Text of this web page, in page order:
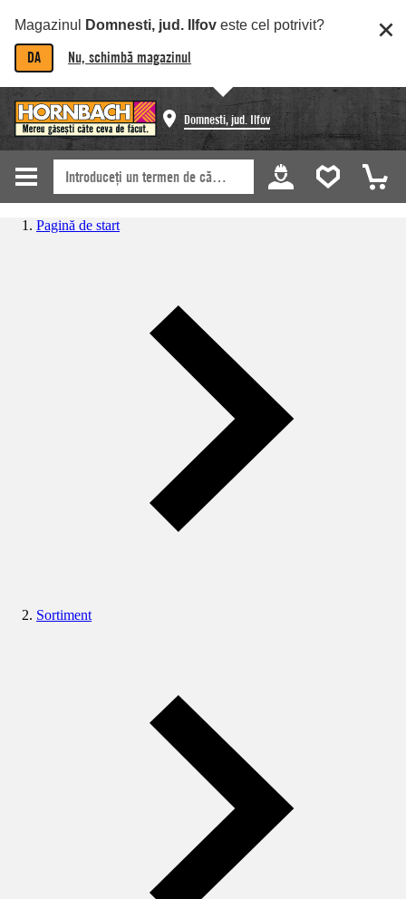
Magazinul Domnesti, jud. Ilfov este cel potrivit?
DA Nu, schimbă magazinul
Domnesti, jud. Ilfov
Pagină de start
Sortiment